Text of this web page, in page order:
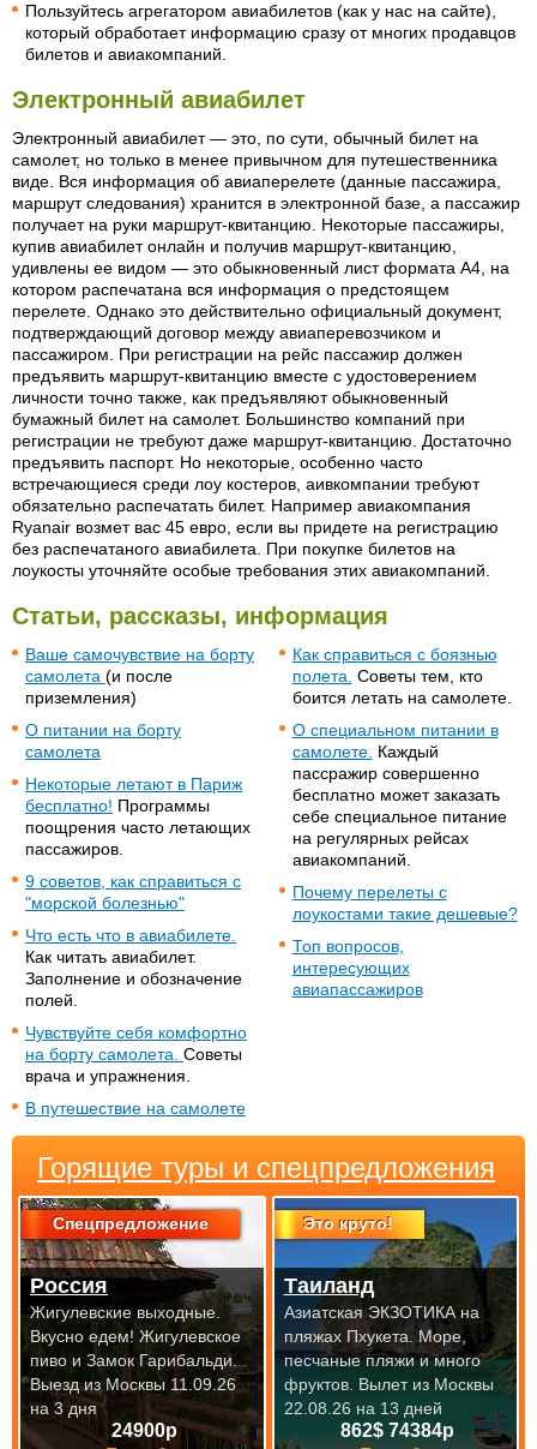
Пользуйтесь агрегатором авиабилетов (как у нас на сайте),
который обработает информацию сразу от многих продавцов
билетов и авиакомпаний.
Электронный авиабилет
Электронный авиабилет — это, по сути, обычный билет на
самолет, но только в менее привычном для путешественника
виде. Вся информация об авиаперелете (данные пассажира,
маршрут следования) хранится в электронной базе, а пассажир
получает на руки маршрут-квитанцию. Некоторые пассажиры,
купив авиабилет онлайн и получив маршрут-квитанцию,
удивлены ее видом — это обыкновенный лист формата А4, на
котором распечатана вся информация о предстоящем
перелете. Однако это действительно официальный документ,
подтверждающий договор между авиаперевозчиком и
пассажиром. При регистрации на рейс пассажир должен
предъявить маршрут-квитанцию вместе с удостоверением
личности точно также, как предъявляют обыкновенный
бумажный билет на самолет. Большинство компаний при
регистрации не требуют даже маршрут-квитанцию. Достаточно
предъявить паспорт. Но некоторые, особенно часто
встречающиеся среди лоу костеров, аивкомпании требуют
обязательно распечатать билет. Например авиакомпания
Ryanair возмет вас 45 евро, если вы придете на регистрацию
без распечатаного авиабилета. При покупке билетов на
лоукосты уточняйте особые требования этих авиакомпаний.
Статьи, рассказы, информация
Ваше самочувствие на борту
самолета (и после
приземления)
О питании на борту
самолета
Некоторые летают в Париж
бесплатно! Программы
поощрения часто летающих
пассажиров.
9 советов, как справиться с
"морской болезнью"
Что есть что в авиабилете.
Как читать авиабилет.
Заполнение и обозначение
полей.
Чувствуйте себя комфортно
на борту самолета. Советы
врача и упражнения.
В путешествие на самолете
Как справиться с боязнью
полета. Советы тем, кто
боится летать на самолете.
О специальном питании в
самолете. Каждый
пассражир совершенно
бесплатно может заказать
себе специальное питание
на регулярных рейсах
авиакомпаний.
Почему перелеты с
лоукостами такие дешевые?
Топ вопросов,
интересующих
авиапассажиров
Горящие туры и спецпредложения
Спецпредложение
24900р
Россия
Жигулевские выходные.
Вкусно едем! Жигулевское
пиво и Замок Гарибальди.
Выезд из Москвы 11.09.26
на 3 дня
Это круто!
862$ 74384р
Таиланд
Азиатская ЭКЗОТИКА на
пляжах Пхукета. Море,
песчаные пляжи и много
фруктов. Вылет из Москвы
22.08.26 на 13 дней